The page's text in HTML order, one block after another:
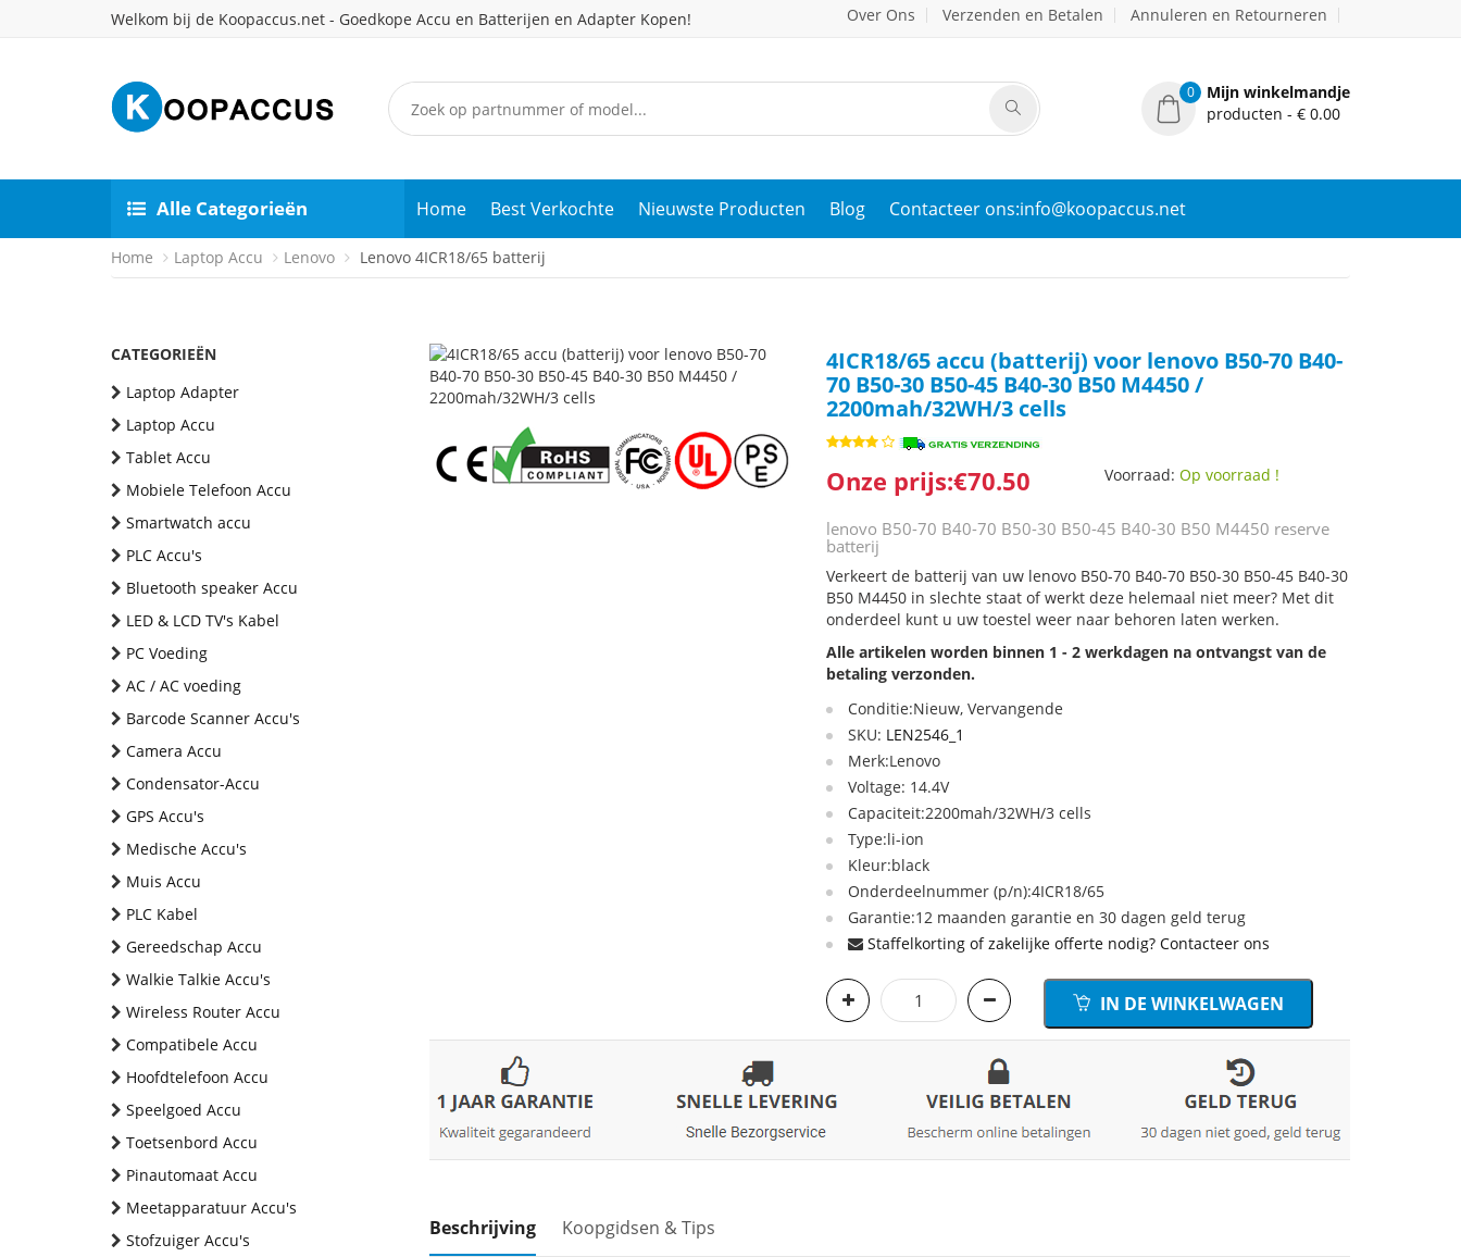
Welkom bij de Koopaccus.net - Goedkope Accu en Batterijen en Adapter Kopen! Over Ons Verzenden en Betalen Annuleren en Retourneren
0
Mijn winkelmandje
producten - € 0.00
Alle Categorieën Home Best Verkochte Nieuwste Producten Blog Contacteer ons:info@koopaccus.net
Home Laptop Accu Lenovo Lenovo 4ICR18/65 batterij
CATEGORIEËN
Laptop Adapter
Laptop Accu
Tablet Accu
Mobiele Telefoon Accu
Smartwatch accu
PLC Accu's
Bluetooth speaker Accu
LED & LCD TV's Kabel
PC Voeding
AC / AC voeding
Barcode Scanner Accu's
Camera Accu
Condensator-Accu
GPS Accu's
Medische Accu's
Muis Accu
PLC Kabel
Gereedschap Accu
Walkie Talkie Accu's
Wireless Router Accu
Compatibele Accu
Hoofdtelefoon Accu
Speelgoed Accu
Toetsenbord Accu
Pinautomaat Accu
Meetapparatuur Accu's
Stofzuiger Accu's
4ICR18/65 accu (batterij) voor lenovo B50-70 B40-
70 B50-30 B50-45 B40-30 B50 M4450 /
2200mah/32WH/3 cells
Onze prijs:€70.50 Voorraad:Op voorraad !
lenovo B50-70 B40-70 B50-30 B50-45 B40-30 B50 M4450 reserve
batterij
Verkeert de batterij van uw lenovo B50-70 B40-70 B50-30 B50-45 B40-30
B50 M4450 in slechte staat of werkt deze helemaal niet meer? Met dit
onderdeel kunt u uw toestel weer naar behoren laten werken.
Alle artikelen worden binnen 1 - 2 werkdagen na ontvangst van de
betaling verzonden.
Conditie:Nieuw, Vervangende
SKU: LEN2546_1
Merk:Lenovo
Voltage: 14.4V
Capaciteit:2200mah/32WH/3 cells
Type:li-ion
Kleur:black
Onderdeelnummer (p/n):4ICR18/65
Garantie:12 maanden garantie en 30 dagen geld terug
Staffelkorting of zakelijke offerte nodig? Contacteer ons
IN DE WINKELWAGEN
Beschrijving Koopgidsen & Tips